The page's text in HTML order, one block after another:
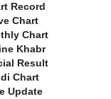
Record
Chart
Chart
Khabr
Result
Chart
Update